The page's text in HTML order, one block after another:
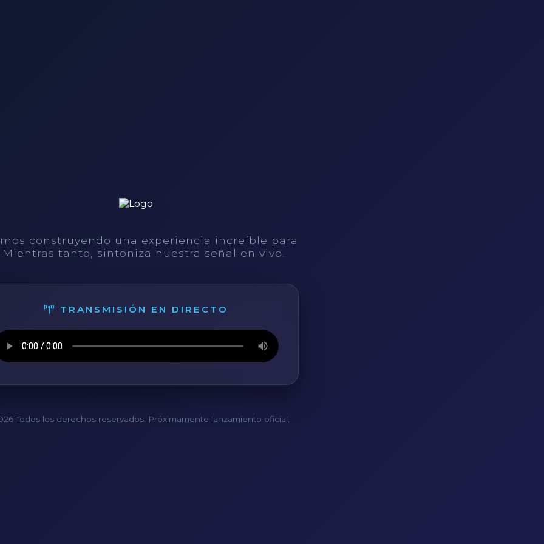
construyendo una experiencia increíble para
tanto, sintoniza nuestra señal en vivo.
TRANSMISIÓN EN DIRECTO
Todos los derechos reservados. Próximamente lanzamiento oficial.